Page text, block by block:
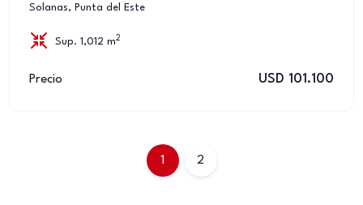
Solanas, Punta del Este
Sup. 1,012 m 2
Precio USD 101.100
1 2